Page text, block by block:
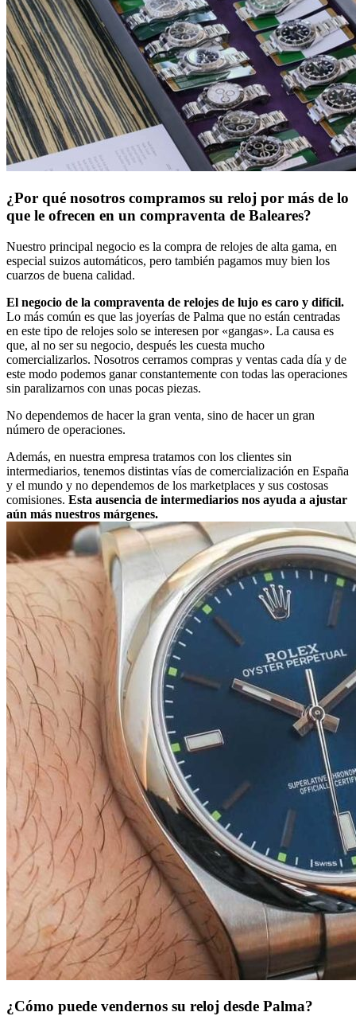
¿Por qué nosotros compramos su reloj por más de lo
que le ofrecen en un compraventa de Baleares?
Nuestro principal negocio es la compra de relojes de alta gama, en
especial suizos automáticos, pero también pagamos muy bien los
cuarzos de buena calidad.
El negocio de la compraventa de relojes de lujo es caro y difícil.
Lo más común es que las joyerías de Palma que no están centradas
en este tipo de relojes solo se interesen por «gangas». La causa es
que, al no ser su negocio, después les cuesta mucho
comercializarlos. Nosotros cerramos compras y ventas cada día y de
este modo podemos ganar constantemente con todas las operaciones
sin paralizarnos con unas pocas piezas.
No dependemos de hacer la gran venta, sino de hacer un gran
número de operaciones.
Además, en nuestra empresa tratamos con los clientes sin
intermediarios, tenemos distintas vías de comercialización en España
y el mundo y no dependemos de los marketplaces y sus costosas
comisiones. Esta ausencia de intermediarios nos ayuda a ajustar
aún más nuestros márgenes.
¿Cómo puede vendernos su reloj desde Palma?